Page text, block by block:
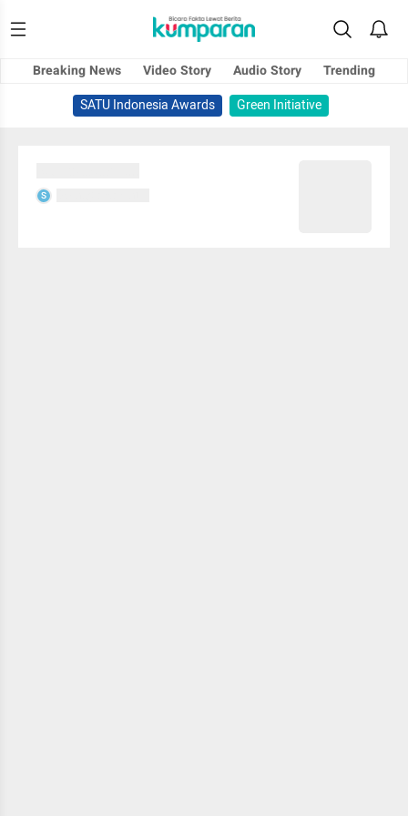
Breaking News Video Story Audio Story
Trending
SATU Indonesia Awards
Green Initiative
S